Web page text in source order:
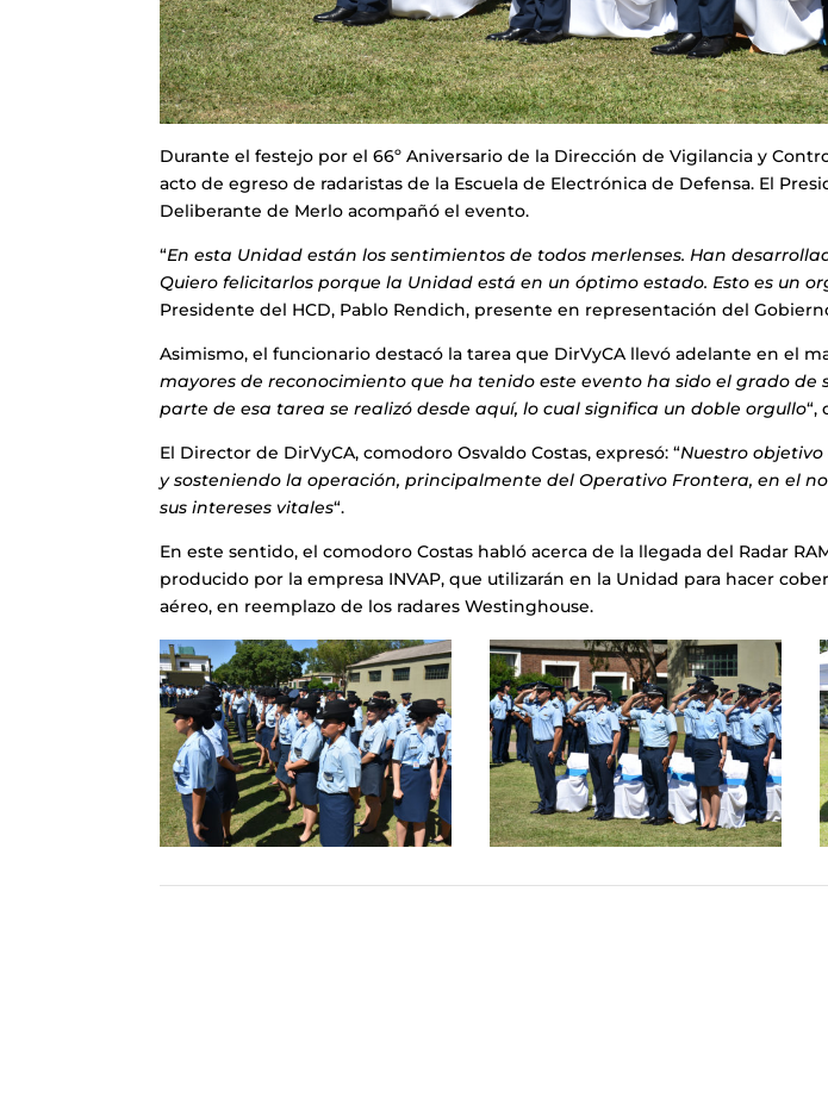
Durante el festejo por el 66º Aniversario de la Dirección de Vigilancia y
acto de egreso de radaristas de la Escuela de Electrónica de Defensa. El
Deliberante de Merlo acompañó el evento.
“En esta Unidad están los sentimientos de todos merlenses. Han
Quiero felicitarlos porque la Unidad está en un óptimo estado. Esto es un
Presidente del HCD, Pablo Rendich, presente en representación del
Asimismo, el funcionario destacó la tarea que DirVyCA llevó adelante en el
mayores de reconocimiento que ha tenido este evento ha sido el grado de
parte de esa tarea se realizó desde aquí, lo cual significa un doble orgullo“,
El Director de DirVyCA, comodoro Osvaldo Costas, expresó: “Nuestro
y sosteniendo la operación, principalmente del Operativo Frontera, en el
sus intereses vitales“.
En este sentido, el comodoro Costas habló acerca de la llegada del Radar
producido por la empresa INVAP, que utilizarán en la Unidad para hacer
aéreo, en reemplazo de los radares Westinghouse.